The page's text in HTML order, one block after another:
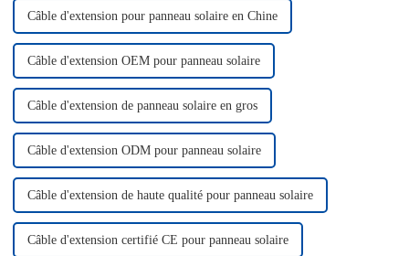
Câble d'extension pour panneau solaire en Chine
Câble d'extension OEM pour panneau solaire
Câble d'extension de panneau solaire en gros
Câble d'extension ODM pour panneau solaire
Câble d'extension de haute qualité pour panneau solaire
Câble d'extension certifié CE pour panneau solaire